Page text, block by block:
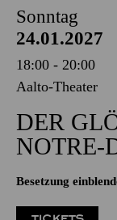
Sonntag
24.01.2027
18:00 - 20:00
Aalto-Theater
DER
NOTRE-
Besetzung